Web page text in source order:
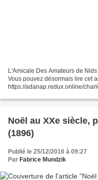
L'Amicale Des Amateurs de
Vous pouvez désormais lire cet
https://adanap.redux.online/
Noël au XXe siècle,
(1896)
Publié le 25/12/2016 à 09:27
Par Fabrice Mundzik